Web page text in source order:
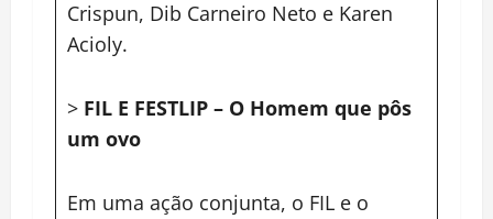
Crispun, Dib Carneiro Neto e Karen
Acioly.
> FIL E FESTLIP – O Homem que pôs
um ovo
Em uma ação conjunta, o FIL e o